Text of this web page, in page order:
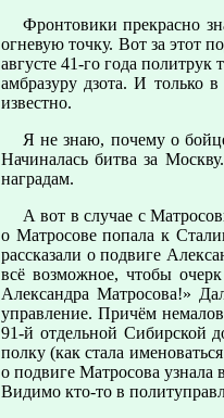
Фронтовики прекрасно
огневую точку. Вот за этот
августе 41-го года
амбразуру дзота. И только
известно.
Я не знаю, почему о
Начиналась битва за
наградам.
А вот в случае с
о Матросове попала к
рассказали о подвиге
всё возможное, чтобы
Александра Матросова!»
управление. Причём
91-й отдельной Сибирской
полку (как стала
о подвиге Матросова узнала
Видимо кто-то в